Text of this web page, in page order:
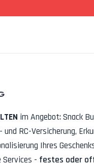
im Angebot: Snack
RC-Versicherung,
Ihres
Services - festes oder